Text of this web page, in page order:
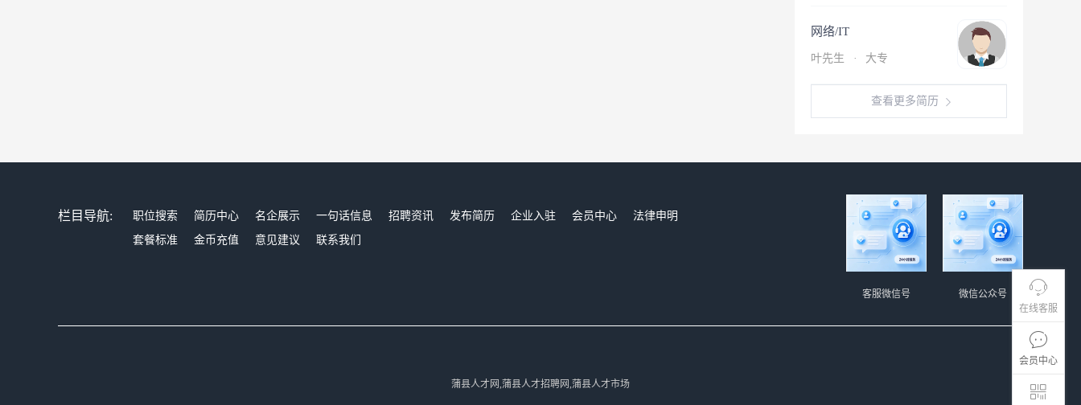
在线客服
会员中心
网络/IT
叶先生 · 大专
查看更多简历
栏目导航: 职位搜索 简历中心 名企展示 一句话信息 招聘资讯 发布简历 企业入驻 会员中心
法律申明
套餐标准
金币充值 意见建议 联系我们
微信公众号
客服微信号
蒲县人才网,蒲县人才招聘网,蒲县人才市场